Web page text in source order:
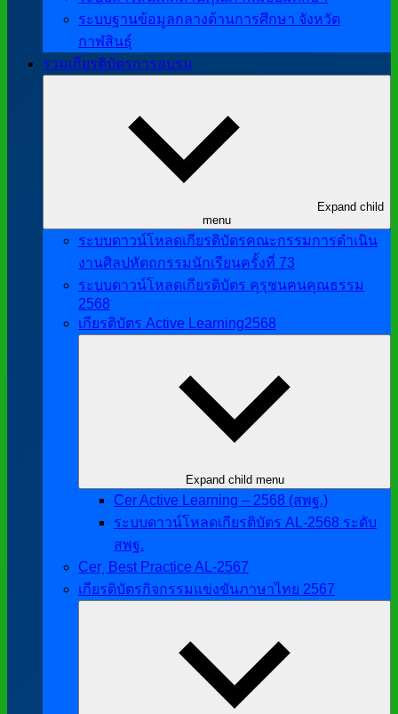
ระบบฐานข้อมูลกลางด้านการศึกษา จังหวัด
กาฬสินธุ์
รวมเกียรติบัตรการอบรม
Expand child
menu
ระบบดาวน์โหลดเกียรติบัตรคณะกรรมการดำเนิน
งานศิลปหัตถกรรมนักเรียนครั้งที่ 73
ระบบดาวน์โหลดเกียรติบัตร คุรุชนคนคุณธรรม
2568
เกียรติบัตร Active Learning2568
Expand child menu
Cer Active Learning – 2568 (สพฐ.)
ระบบดาวน์โหลดเกียรติบัตร AL-2568 ระดับ
สพฐ.
Cer ฺ Best Practice AL-2567
เกียรติบัตรกิจกรรมแข่งขันภาษาไทย 2567